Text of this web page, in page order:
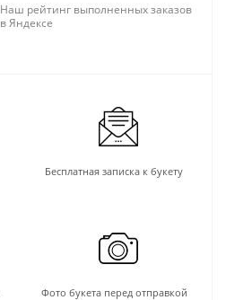
Наш рейтинг выполненных заказов
в Яндексе
Бесплатная записка к букету
Фото букета перед отправкой